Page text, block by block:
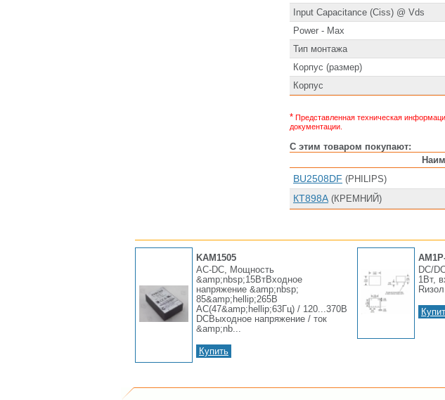
Input Capacitance (Ciss) @ Vds
Power - Max
Тип монтажа
Корпус (размер)
Корпус
* Представленная техническая
документации.
С этим товаром покупают:
BU2508DF (PHILIPS)
КТ898А (КРЕМНИЙ)
KAM1505
AC-DC, Мощность
&amp;nbsp;15ВтВходное
напряжение &amp;nbsp;
85&amp;hellip;265В
AC(47&amp;hellip;63Гц) / 120...370В
DCВыходное напряжение / ток
&amp;nb...
Купить
DC/
1Вт,